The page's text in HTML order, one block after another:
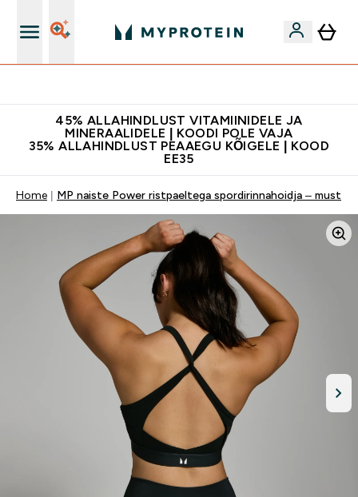
45% ALLAHINDLUST VITAMIINIDELE JA
MINERAALIDELE | KOODI POLE VAJA
35% ALLAHINDLUST PEAAEGU KÕIGELE | KOOD
EE35
Home MP naiste Power ristpaeltega spordirinnahoidja – must